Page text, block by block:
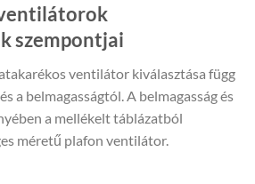
szempontjai
ventilátor kiválasztása függ
a belmagasságtól. A belmagasság és
a mellékelt táblázatból
méretű plafon ventilátor.